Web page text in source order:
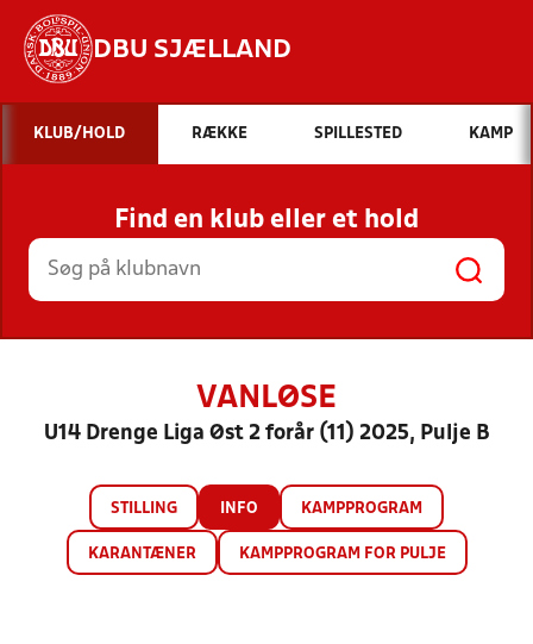
DBU SJÆLLAND
Hvad vil du søge efter?
INDHOLD OG NYHEDER
STILLINGER, RESULTATER, KLUBBER OG
HOLD
KLUB/HOLD RÆKKE SPILLESTED KAMP
Find en klub eller et hold
VANLØSE
U14 Drenge Liga Øst 2 forår (11) 2025, Pulje B
STILLING INFO KAMPPROGRAM
KARANTÆNER KAMPPROGRAM FOR PULJE